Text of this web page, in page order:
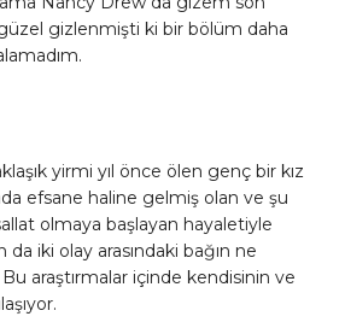
gizlenmişti ki bir bölüm daha
yirmi yıl önce ölen genç bir kız
efsane haline gelmiş olan ve şu
olmaya başlayan hayaletiyle
da iki olay arasındaki bağın ne
Bu araştırmalar içinde kendisinin ve